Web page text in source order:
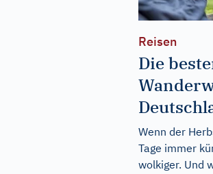
Reisen
Die
Wenn der
Tage immer
wolkiger. Und